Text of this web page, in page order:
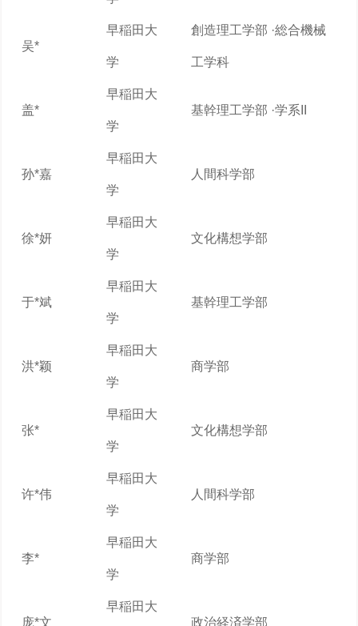
吴*
早稲田大
学
創造理工学部 ·総合機械
工学科
盖*
早稲田大
学
基幹理工学部 ·学系II
孙*嘉
早稲田大
学
人間科学部
徐*妍
早稲田大
学
文化構想学部
于*斌
早稲田大
学
基幹理工学部
洪*颖
早稲田大
学
商学部
张*
早稲田大
学
文化構想学部
许*伟
早稲田大
学
人間科学部
李*
早稲田大
学
商学部
庞*文
早稲田大
政治経済学部